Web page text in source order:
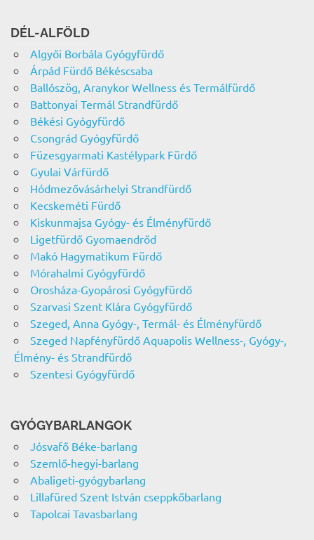
DÉL-ALFÖLD
Algyői Borbála Gyógyfürdő
Árpád Fürdő Békéscsaba
Ballószög, Aranykor Wellness és Termálfürdő
Battonyai Termál Strandfürdő
Békési Gyógyfürdő
Csongrád Gyógyfürdő
Füzesgyarmati Kastélypark Fürdő
Gyulai Várfürdő
Hódmezővásárhelyi Strandfürdő
Kecskeméti Fürdő
Kiskunmajsa Gyógy- és Élményfürdő
Ligetfürdő Gyomaendrőd
Makó Hagymatikum Fürdő
Mórahalmi Gyógyfürdő
Orosháza-Gyopárosi Gyógyfürdő
Szarvasi Szent Klára Gyógyfürdő
Szeged, Anna Gyógy-, Termál- és Élményfürdő
Szeged Napfényfürdő Aquapolis Wellness-, Gyógy-,
Élmény- és Strandfürdő
Szentesi Gyógyfürdő
GYÓGYBARLANGOK
Jósvafő Béke-barlang
Szemlő-hegyi-barlang
Abaligeti-gyógybarlang
Lillafüred Szent István cseppkőbarlang
Tapolcai Tavasbarlang